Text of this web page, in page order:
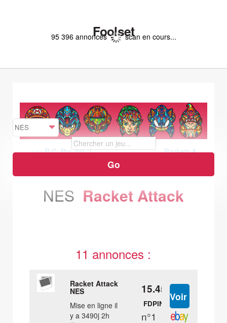
Foolset
95 396 annonces scan en cours...
<<< R.C. Pro-Am 2
Rackets &
Rivals >>>
NES Racket Attack
11 annonces :
Racket Attack
NES
Mise en ligne il
y a 3490j 2h
15.45 €
FDPIN
n°1